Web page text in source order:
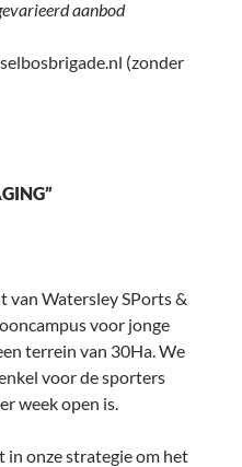
aanbod
(zonder
van Watersley SPorts &
voor jonge
terrein van 30Ha. We
voor de sporters
week open is.
in onze strategie om het